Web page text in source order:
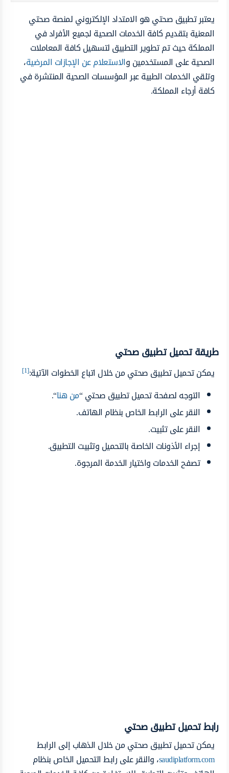
يعتبر تطبيق صحتي هو الامتداد الإلكتروني لمنصة صحتي
المعنية بتقديم كافة الخدمات الصحية لجميع الأفراد في
المملكة حيث تم تطوير التطبيق لتسهيل كافة المعاملات
الصحية على المستخدمين والاستعلام عن الإجازات المرضية،
وتلقي الخدمات الطبية عبر المؤسسات الصحية المنتشرة في
كافة أرجاء المملكة.
طريقة تحميل تطبيق صحتي
يمكن تحميل تطبيق صحتي من خلال اتباع الخطوات الآتية:[1]
التوجه لصفحة تحميل تطبيق صحتي “من هنا“.
النقر على الرابط الخاص بنظام الهاتف.
النقر على تثبيت.
إجراء الأذونات الخاصة بالتحميل وتثبيت التطبيق.
تصفح الخدمات واختيار الخدمة المرجوة.
رابط تحميل تطبيق صحتي
يمكن تحميل تطبيق صحتي من خلال الذهاب إلى الرابط
saudiplatform.com، والنقر على رابط التحميل الخاص بنظام